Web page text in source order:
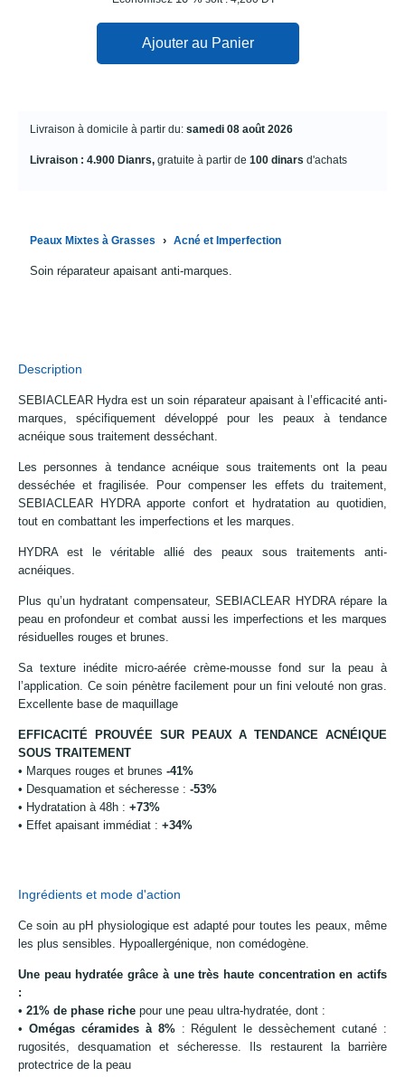
Ajouter au Panier
Livraison à domicile à partir du: samedi 08 août 2026
Livraison : 4.900 Dianrs, gratuite à partir de 100 dinars d'achats
Peaux Mixtes à Grasses › Acné et Imperfection
Soin réparateur apaisant anti-marques.
Description
SEBIACLEAR Hydra est un soin réparateur apaisant à l’efficacité anti-
marques, spécifiquement développé pour les peaux à tendance
acnéique sous traitement desséchant.
Les personnes à tendance acnéique sous traitements ont la peau
desséchée et fragilisée. Pour compenser les effets du traitement,
SEBIACLEAR HYDRA apporte confort et hydratation au quotidien,
tout en combattant les imperfections et les marques.
HYDRA est le véritable allié des peaux sous traitements anti-
acnéiques.
Plus qu’un hydratant compensateur, SEBIACLEAR HYDRA répare la
peau en profondeur et combat aussi les imperfections et les marques
résiduelles rouges et brunes.
Sa texture inédite micro-aérée crème-mousse fond sur la peau à
l’application. Ce soin pénètre facilement pour un fini velouté non gras.
Excellente base de maquillage
EFFICACITÉ PROUVÉE SUR PEAUX A TENDANCE ACNÉIQUE
SOUS TRAITEMENT
• Marques rouges et brunes -41%
• Desquamation et sécheresse : -53%
• Hydratation à 48h : +73%
• Effet apaisant immédiat : +34%
Ingrédients et mode d'action
Ce soin au pH physiologique est adapté pour toutes les peaux, même
les plus sensibles. Hypoallergénique, non comédogène.
Une peau hydratée grâce à une très haute concentration en actifs
:
• 21% de phase riche pour une peau ultra-hydratée, dont :
• Omégas céramides à 8% : Régulent le dessèchement cutané :
rugosités, desquamation et sécheresse. Ils restaurent la barrière
protectrice de la peau